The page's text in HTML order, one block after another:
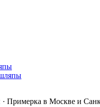
· Примерка в Москве и